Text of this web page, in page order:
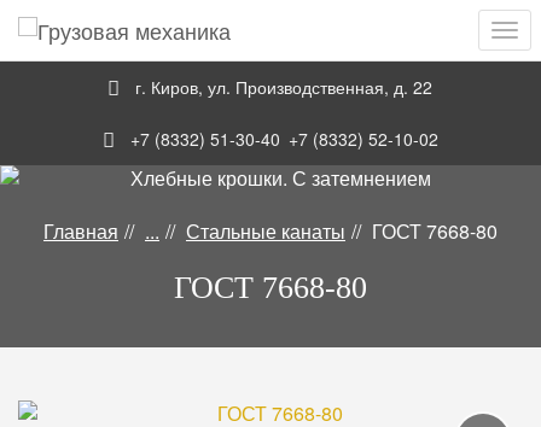
Skip
to
г. Киров, ул. Производственная, д. 22
+7 (8332) 51-30-40 +7 (8332) 52-10-02
Навигация
Главная ... Канаты
Стальные канаты ГОСТ 7668-80
ГОСТ 7668-80
Галерея